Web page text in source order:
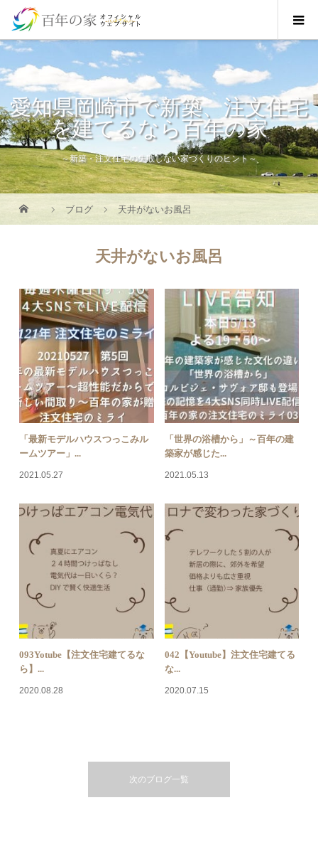
愛知県岡崎市で新築、注文住宅
を建てるなら百年の家
～新築・注文住宅の失敗しない家づくりのヒント～
ブログ 天井がないお風呂
天井がないお風呂
「最新モデルハウスつっこみル
ームツアー」...
2021.05.27
「世界の浴槽から」～百年の建
築家が感じた...
2021.05.13
093Yotube【注文住宅建てるな
ら】...
2020.08.28
042【Youtube】注文住宅建てる
な...
2020.07.15
次のブログ一覧